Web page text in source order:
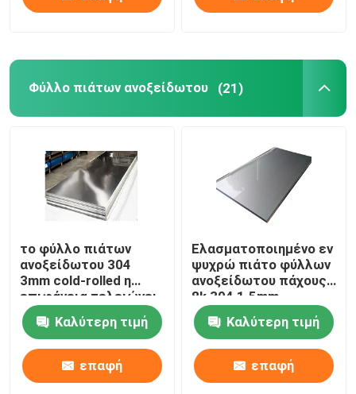
Φύλλο πιάτων ανοξείδωτου (21)
το φύλλο πιάτων
ανοξείδωτου 304
3mm cold-rolled η
επιφάνεια τελειώνει
1500 χιλ.
Καλύτερη τιμή
επαφή
Ελασματοποιημένο εν
ψυχρώ πιάτο φύλλων
ανοξείδωτου πάχους
8k 304 1.5mm
Καλύτερη τιμή
επαφή